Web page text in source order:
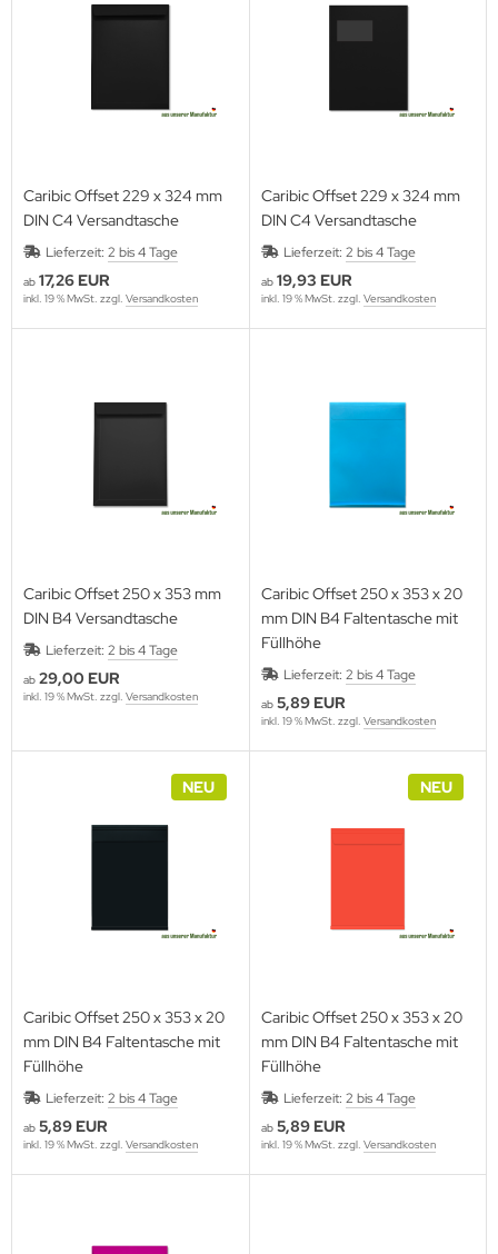
Caribic Offset 229 x 324 mm
DIN C4 Versandtasche
Lieferzeit: 2 bis 4 Tage
ab 17,26 EUR
inkl. 19 % MwSt. zzgl. Versandkosten
Caribic Offset 229 x 324 mm
DIN C4 Versandtasche
Lieferzeit: 2 bis 4 Tage
ab 19,93 EUR
inkl. 19 % MwSt. zzgl. Versandkosten
Caribic Offset 250 x 353 mm
DIN B4 Versandtasche
Lieferzeit: 2 bis 4 Tage
ab 29,00 EUR
inkl. 19 % MwSt. zzgl. Versandkosten
Caribic Offset 250 x 353 x 20
mm DIN B4 Faltentasche mit
Füllhöhe
Lieferzeit: 2 bis 4 Tage
ab 5,89 EUR
inkl. 19 % MwSt. zzgl. Versandkosten
NEU
Caribic Offset 250 x 353 x 20
mm DIN B4 Faltentasche mit
Füllhöhe
Lieferzeit: 2 bis 4 Tage
ab 5,89 EUR
inkl. 19 % MwSt. zzgl. Versandkosten
NEU
Caribic Offset 250 x 353 x 20
mm DIN B4 Faltentasche mit
Füllhöhe
Lieferzeit: 2 bis 4 Tage
ab 5,89 EUR
inkl. 19 % MwSt. zzgl. Versandkosten